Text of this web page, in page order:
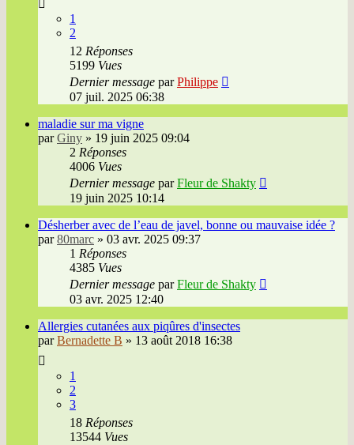
1
2
12 Réponses
5199 Vues
Dernier message parPhilippe
07 juil. 2025 06:38
maladie sur ma vigne
parGiny » 19 juin 2025 09:04
2 Réponses
4006 Vues
Dernier message parFleur de Shakty
19 juin 2025 10:14
Désherber avec de l’eau de javel, bonne ou mauvaise idée ?
par80marc » 03 avr. 2025 09:37
1 Réponses
4385 Vues
Dernier message parFleur de Shakty
03 avr. 2025 12:40
Allergies cutanées aux piqûres d'insectes
parBernadette B » 13 août 2018 16:38
1
2
3
18 Réponses
13544 Vues